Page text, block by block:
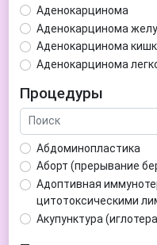
Аденокарцинома
Аденокарцинома
Аденокарцинома
Аденокарцинома
Аденома гипофиза
Аденома простаты
Аденома щитовидной
Аденомиоз
Адентия
Азооспермия
Акне (угри)
Алкоголизм
Процедуры
Абдоминопластика
Аборт (прерывание
Адоптивная
цитотоксическими
Акупунктура